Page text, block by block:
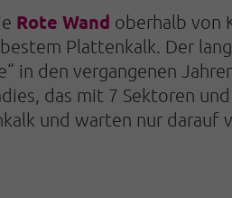
Rote Wand oberhalb von
Plattenkalk. Der
in den vergangenen
das mit 7 Sektoren
und warten nur darauf